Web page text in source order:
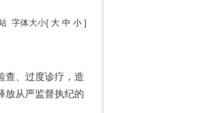
字体大小[ 大 中 小 ]
、过度诊疗，造
放从严监督执纪的